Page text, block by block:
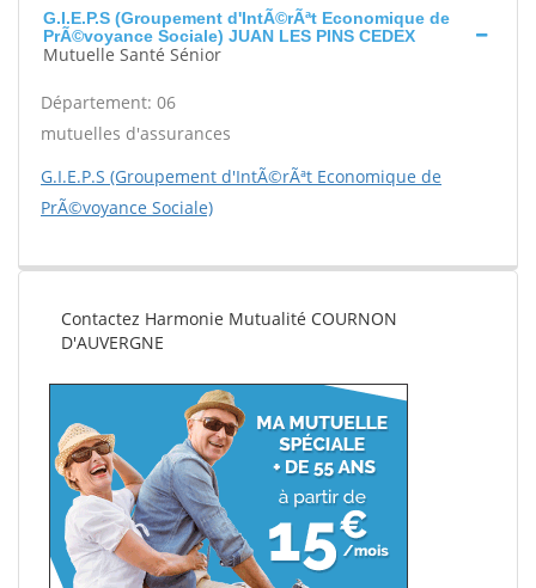
G.I.E.P.S (Groupement d'IntÃ©rÃªt Economique de
PrÃ©voyance Sociale) JUAN LES PINS CEDEX
Mutuelle Santé Sénior
Département: 06
mutuelles d'assurances
G.I.E.P.S (Groupement d'IntÃ©rÃªt Economique de
PrÃ©voyance Sociale)
Contactez Harmonie Mutualité COURNON
D'AUVERGNE